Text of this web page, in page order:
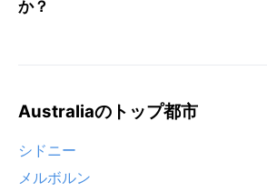
か？
Australiaのトップ都市
シドニー
メルボルン